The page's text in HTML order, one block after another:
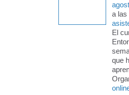
a las
El
que